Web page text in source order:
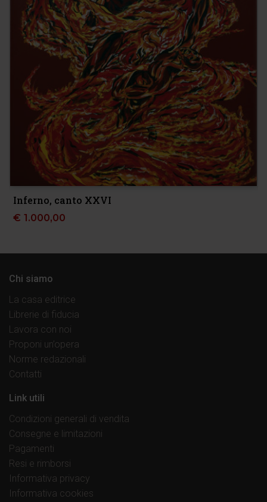
Inferno, canto XXVI
€ 1.000,00
Chi siamo
La casa editrice
Librerie di fiducia
Lavora con noi
Proponi un’opera
Norme redazionali
Contatti
Link utili
Condizioni generali di vendita
Consegne e limitazioni
Pagamenti
Resi e rimborsi
Informativa privacy
Informativa cookies